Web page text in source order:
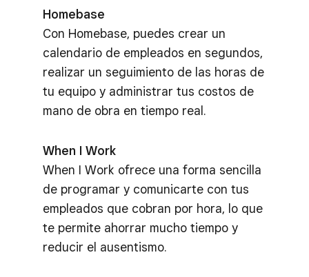
Homebase
Con Homebase, puedes crear un
calendario de empleados en segundos,
realizar un seguimiento de las horas de
tu equipo y administrar tus costos de
mano de obra en tiempo real.
When I Work
When I Work ofrece una forma sencilla
de programar y comunicarte con tus
empleados que cobran por hora, lo que
te permite ahorrar mucho tiempo y
reducir el ausentismo.